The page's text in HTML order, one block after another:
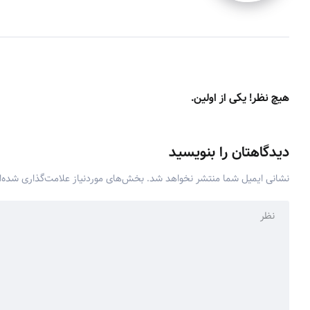
هیچ نظر! یکی از اولین.
دیدگاهتان را بنویسید
نشانی ایمیل شما منتشر نخواهد شد. بخش‌های موردنیاز علامت‌گذاری